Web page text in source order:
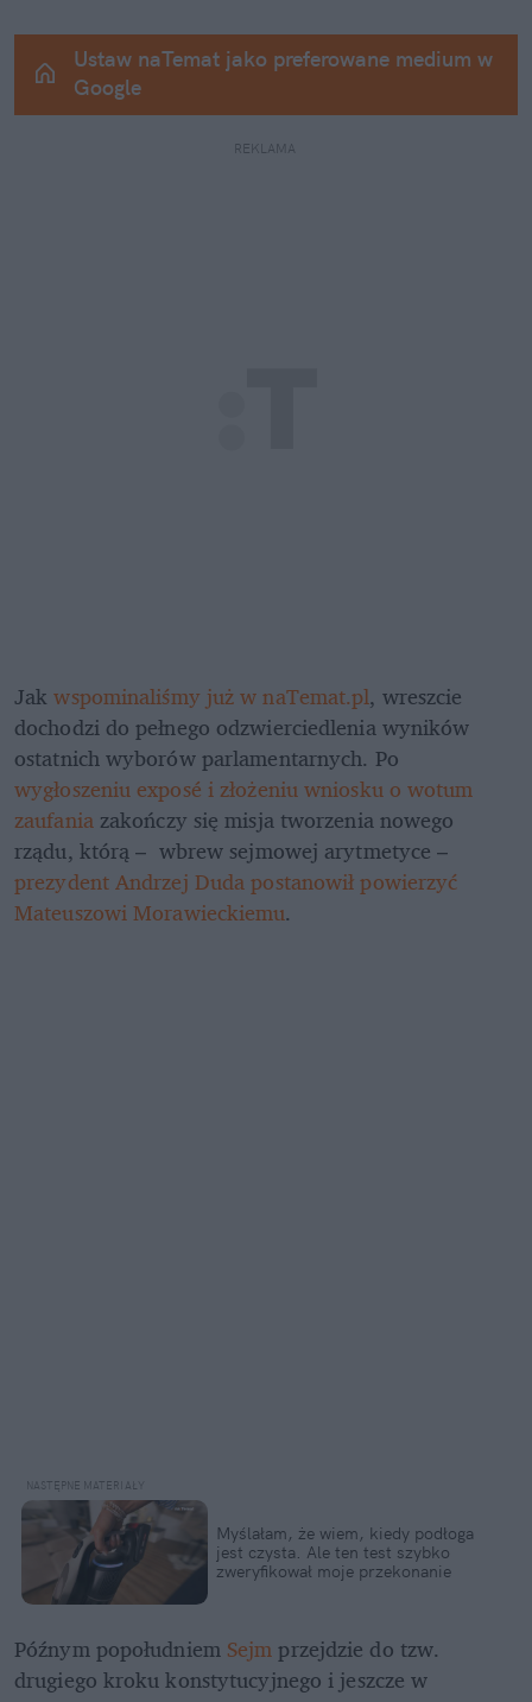
Ustaw naTemat jako preferowane medium w
Google
REKLAMA
Jak wspominaliśmy już w naTemat.pl, wreszcie
dochodzi do pełnego odzwierciedlenia wyników
wygłoszeniu exposé i złożeniu wniosku o wotum
zaufania zakończy się misja tworzenia nowego
prezydent Andrzej Duda postanowił powierzyć
Mateuszowi Morawieckiemu.
Myślałam, że wiem, kiedy podłoga
jest czysta. Ale ten test szybko
zweryfikował moje przekonanie
Późnym popołudniem Sejm przejdzie do tzw.
drugiego kroku konstytucyjnego i jeszcze w